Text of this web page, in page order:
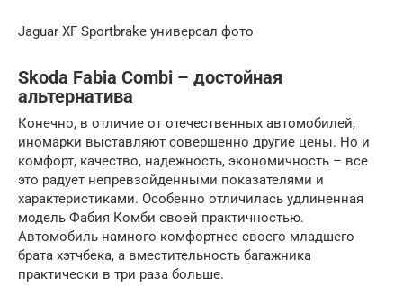
Jaguar XF Sportbrake универсал фото
Skoda Fabia Combi – достойная
альтернатива
Конечно, в отличие от отечественных автомобилей,
иномарки выставляют совершенно другие цены. Но и
комфорт, качество, надежность, экономичность – все
это радует непревзойденными показателями и
характеристиками. Особенно отличилась удлиненная
модель Фабия Комби своей практичностью.
Автомобиль намного комфортнее своего младшего
брата хэтчбека, а вместительность багажника
практически в три раза больше.